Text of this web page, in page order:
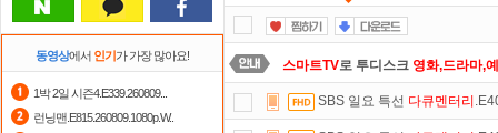
동영상에서 인기가 가장 많아요!
1박 2일 시즌4.E339.260809...
런닝맨.E815.260809.1080p.W..
스마트TV로 투디스크 영화,드라마,
댓글만 잘써도무료 포인트를 드립
SBS 일요 특선 다큐멘터리